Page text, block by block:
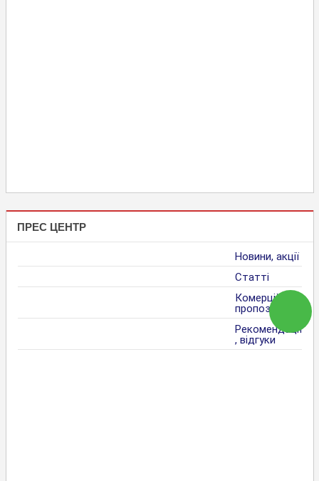
ПРЕС ЦЕНТР
Новини, акції
Статті
Комерційні
пропозиції
Рекомендації
, відгуки